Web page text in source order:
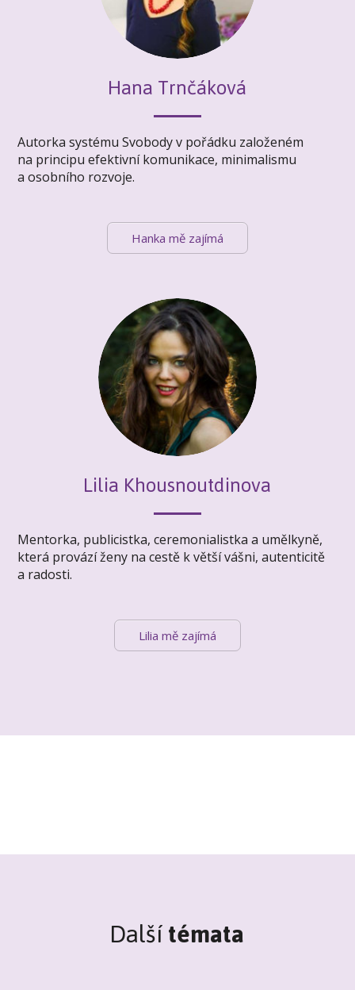
Hana Trnčáková
Autorka systému Svobody v pořádku založeném
na principu efektivní komunikace, minimalismu
a osobního rozvoje.
Hanka mě zajímá
Lilia Khousnoutdinova
Mentorka, publicistka, ceremonialistka a umělkyně,
která provází ženy na cestě k větší vášni, autenticitě
a radosti.
Lilia mě zajímá
Dalšítémata